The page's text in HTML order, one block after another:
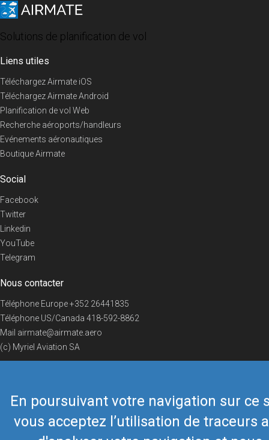
En poursuivant votre navigation sur ce
vous acceptez l’utilisation de traceurs
Solutions de planification de vol
Liens utiles
Téléchargez Airmate iOS
Téléchargez Airmate Android
Planification de vol Web
Recherche aéroports/handleurs
Evénements aéronautiques
Boutique Airmate
Social
Facebook
Twitter
Linkedin
YouTube
Telegram
Nous contacter
Téléphone Europe+352 26441835
Téléphone US/Canada 418-592-8862
Mail airmate@airmate.aero
(c) Myriel Aviation SA
© 2019 Airmate - Conditions d'utilisation Vie privée Back to top